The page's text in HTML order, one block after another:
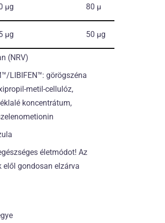
µg 80 µ
µg 50 µg
(NRV)
LIBIFEN™: görögszéna
metil-cellulóz,
koncentrátum,
életmódot! Az
elől gondosan elzárva